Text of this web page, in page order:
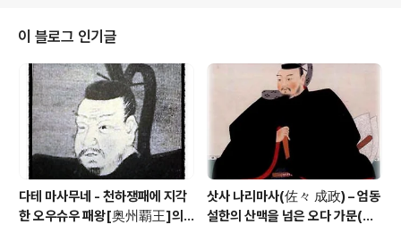
봉(転封)되어 요네자와 번[米沢藩]의 번조(藩祖)가 되었
다. 후계자 다툼에서 승리 우에스기 켄신[上杉 謙信]은 죽
을 때까지 독신이었기 때문에 친자식이 없었지만 양자는
두 명이 있었다. 한 명은 누나가 시집간 동족의 우에다[上
田] 사카토 성[坂戶城]의 성주 나가오 마사카게[長尾 政
景]의 둘째 아들 카게카츠[景勝]..
이 블로그 인기글
다테 마사무네 - 천하쟁패에 지각
한 오우슈우 패왕[奥州覇王]의 1
삿사 나리마사(佐々 成政) – 엄동
설한의 산맥을 넘은 오다 가문(織